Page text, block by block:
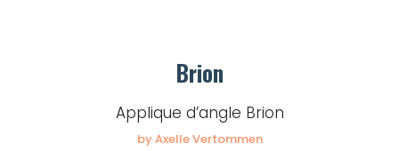
Brion
Applique d’angle Brion
by Axelle Vertommen